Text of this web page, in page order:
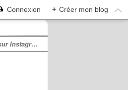
Connexion + Créer mon blog
Suivez moi sur Instagram!